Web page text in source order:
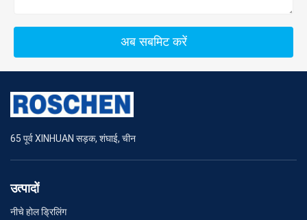
अब सबमिट करें
65 पूर्व XINHUAN सड़क, शंघाई, चीन
उत्पादों
नीचे होल ड्रिलिंग